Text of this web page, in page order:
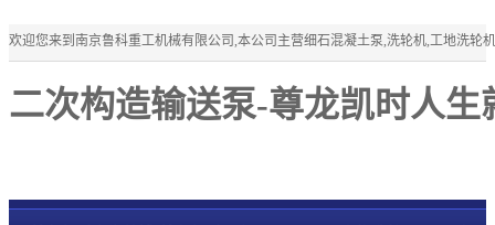
欢迎您来到南京鲁科重工机械有限公司,本公司主营细石混凝土泵,洗轮机,工地洗轮
二次构造输送泵-尊龙凯时人生